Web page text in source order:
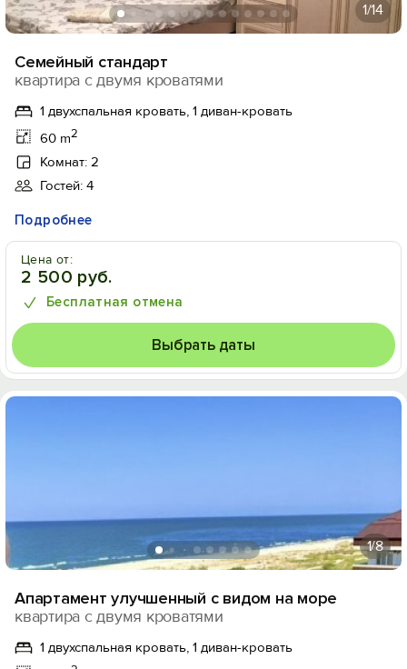
1/14
Семейный стандарт
квартира с двумя кроватями
1 двухспальная кровать, 1 диван-кровать
60 m2
Комнат: 2
Гостей: 4
Подробнее
Цена от:
2 500 руб.
Бесплатная отмена
Выбрать даты
1/8
Апартамент улучшенный с видом на море
квартира с двумя кроватями
1 двухспальная кровать, 1 диван-кровать